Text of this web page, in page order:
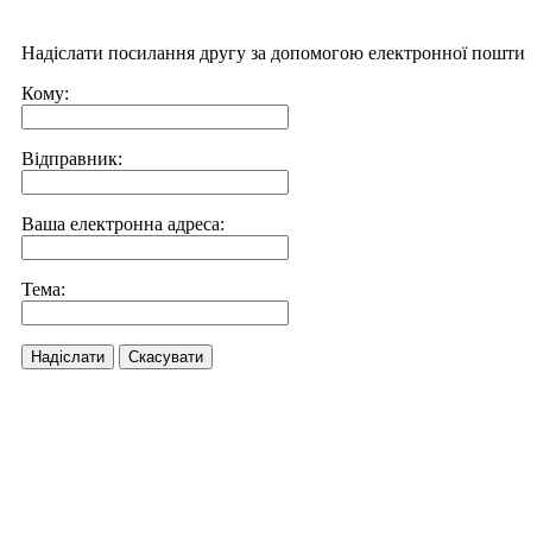
Надіслати посилання другу за допомогою електронної пошти
Кому:
Відправник:
Ваша електронна адреса:
Тема:
Надіслати Скасувати